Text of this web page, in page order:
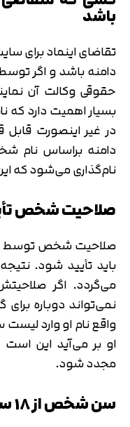
باشد
تقاضای اینماد برای
دامنه باشد و اگر
حقوقی وکالت آن
بسیار اهمیت دارد که
در غیر اینصورت
دامنه براساس
نام‌گذاری می‌شود که
صلاحیت شخص
صلاحیت شخص توسط
باید تأیید شود.
می‌گردد. اگر
نمی‌تواند دوباره
واقع نام او وارد
او بر می‌آید این
مجدد شود.
سن شخص از 18 سال بیشتر باشد